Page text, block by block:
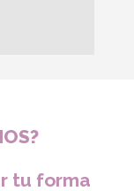
tu forma